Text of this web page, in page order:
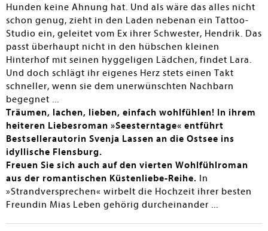
Hunden keine Ahnung hat. Und als wäre das alles nicht
schon genug, zieht in den Laden nebenan ein Tattoo-
Studio ein, geleitet vom Ex ihrer Schwester, Hendrik. Das
passt überhaupt nicht in den hübschen kleinen
Hinterhof mit seinen hyggeligen Lädchen, findet Lara.
Und doch schlägt ihr eigenes Herz stets einen Takt
schneller, wenn sie dem unerwünschten Nachbarn
begegnet ...
Träumen, lachen, lieben, einfach wohlfühlen! In ihrem
heiteren Liebesroman »Seesterntage« entführt
Bestsellerautorin Svenja Lassen an die Ostsee ins
idyllische Flensburg.
Freuen Sie sich auch auf den vierten Wohlfühlroman
aus der romantischen Küstenliebe-Reihe. In
»Strandversprechen« wirbelt die Hochzeit ihrer besten
Freundin Mias Leben gehörig durcheinander ...